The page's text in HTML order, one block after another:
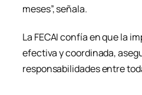
meses”, señala.
La FECAI confía en que la
efectiva y coordinada,
responsabilidades entre